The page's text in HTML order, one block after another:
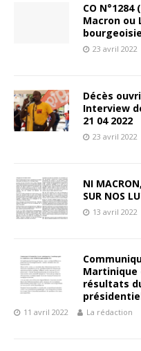
CO
Macron ou
23 avril 2022
Décès
Interview
21 04 2022
23 avril 2022
NI
SUR NOS
13 avril 2022
Martinique
résultats
11 avril 2022 La rédaction